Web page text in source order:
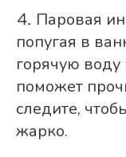
⒋ Паровая
попугая в
горячую
поможет
следите,
жарко.